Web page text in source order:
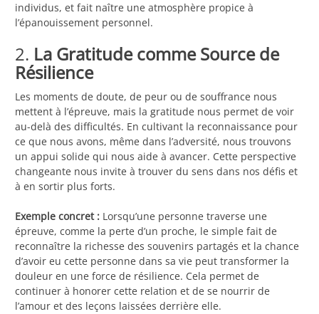
individus, et fait naître une atmosphère propice à
l’épanouissement personnel.
2. La Gratitude comme Source de
Résilience
Les moments de doute, de peur ou de souffrance nous
mettent à l’épreuve, mais la gratitude nous permet de voir
au-delà des difficultés. En cultivant la reconnaissance pour
ce que nous avons, même dans l’adversité, nous trouvons
un appui solide qui nous aide à avancer. Cette perspective
changeante nous invite à trouver du sens dans nos défis et
à en sortir plus forts.
Exemple concret : Lorsqu’une personne traverse une
épreuve, comme la perte d’un proche, le simple fait de
reconnaître la richesse des souvenirs partagés et la chance
d’avoir eu cette personne dans sa vie peut transformer la
douleur en une force de résilience. Cela permet de
continuer à honorer cette relation et de se nourrir de
l’amour et des leçons laissées derrière elle.